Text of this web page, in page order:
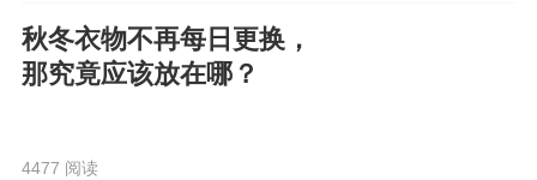
秋冬衣物不再每日更换，
那究竟应该放在哪？
4477 阅读